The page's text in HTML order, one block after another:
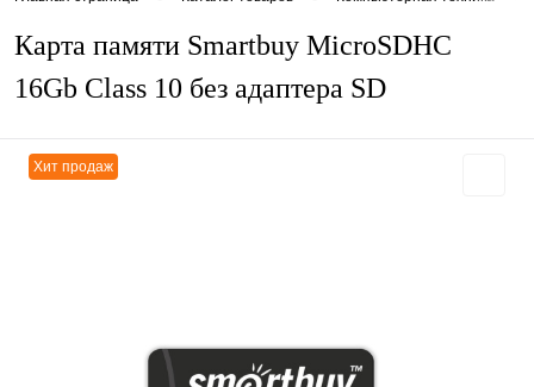
Карта памяти Smartbuy MicroSDHC
16Gb Class 10 без адаптера SD
Хит продаж